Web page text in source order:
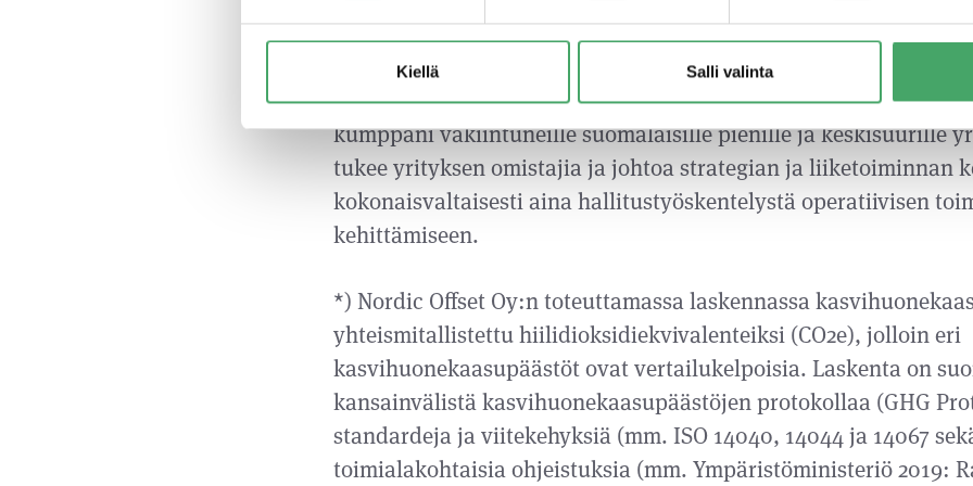
Kiellä Salli valinta
varmistaa, että telineiden kuorma kohdistuu kiinteisiin
KAS-Telineet kehittää liiketoimintaansa yhteistyössä
Partners Oy:n kanssa. Juuri Partners on rahoituksen ja
kumppani vakiintuneille suomalaisille pienille ja keskisuurille
tukee yrityksen omistajia ja johtoa strategian ja liiketoiminnan
kokonaisvaltaisesti aina hallitustyöskentelystä operatiivisen
kehittämiseen.
*) Nordic Offset Oy:n toteuttamassa laskennassa
yhteismitallistettu hiilidioksidiekvivalenteiksi (CO2e), jolloin eri
kasvihuonekaasupäästöt ovat vertailukelpoisia. Laskenta on
kansainvälistä kasvihuonekaasupäästöjen protokollaa (GHG
standardeja ja viitekehyksiä (mm. ISO 14040, 14044 ja 14067
toimialakohtaisia ohjeistuksia (mm. Ympäristöministeriö 2019: